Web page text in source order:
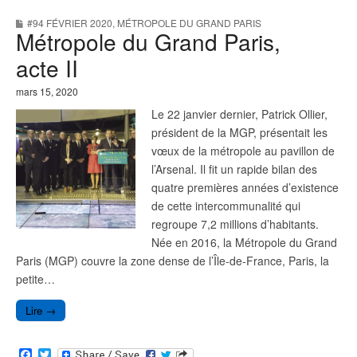
o
o
k
e
r
#94 FÉVRIER 2020, MÉTROPOLE DU GRAND PARIS
Métropole du Grand Paris,
acte II
mars 15, 2020
Le 22 janvier dernier, Patrick Ollier,
président de la MGP, présentait les
vœux de la métropole au pavillon de
l’Arsenal. Il fit un rapide bilan des
quatre premières années d’existence
de cette intercommunalité qui
regroupe 7,2 millions d’habitants.
Née en 2016, la Métropole du Grand
Paris (MGP) couvre la zone dense de l’Île-de-France, Paris, la
petite…
Lire →